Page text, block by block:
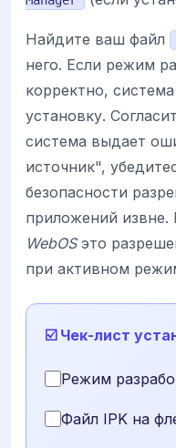
Найдите ваш файл
него. Если режим
корректно,
установку.
система выдает
источник",
безопасности
приложений извне.
WebOSэто
при активном
☑️ Чек-лист
Режим
Файл IPK на